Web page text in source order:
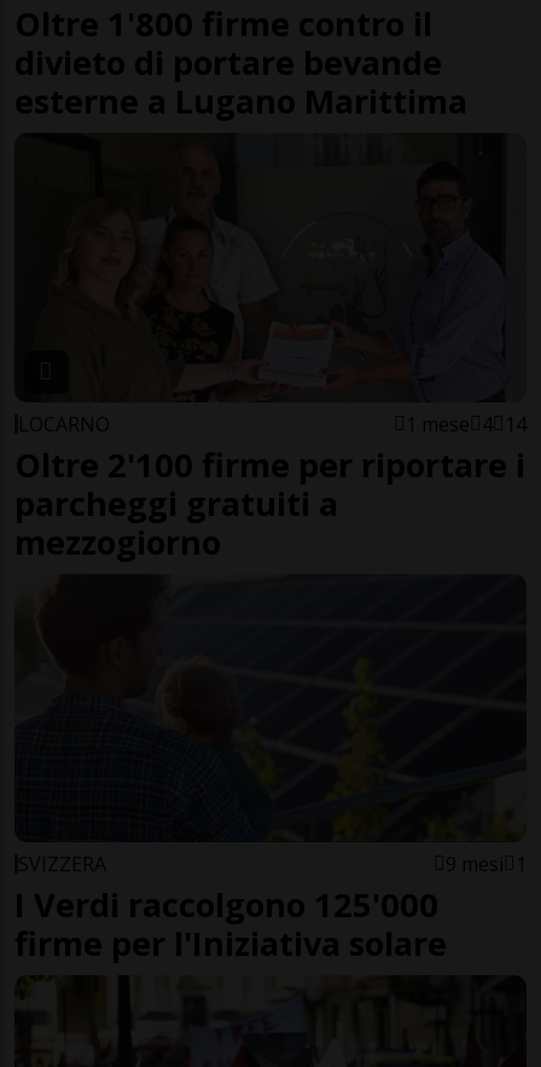
Oltre 1'800 firme contro il
divieto di portare bevande
esterne a Lugano Marittima
LOCARNO 1 mese 4 14
Oltre 2'100 firme per riportare i
parcheggi gratuiti a
mezzogiorno
SVIZZERA 9 mesi 1
I Verdi raccolgono 125'000
firme per l'Iniziativa solare